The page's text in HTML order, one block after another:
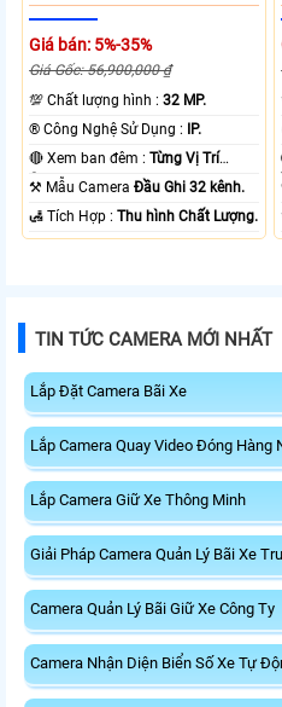
Giá bán: 5%-35%
Giá Gốc: 56,900,000 ₫
💯 Chất lượng hình :32 MP.
®️ Công Nghệ Sử Dụng :
IP.
🔴 Xem ban đêm :Từng Vị Trí
Camera .
⚒ Mẫu CameraĐầu Ghi 32 kênh.
️🛃 Tích Hợp :Thu hình Chất Lượng.
TIN TỨC CAMERA MỚI NHẤT
Lắp Đặt Camera Bãi Xe
Lắp Camera Quay Video Đóng Hàng
Lắp Camera Giữ Xe Thông Minh
Giải Pháp Camera Quản Lý Bãi Xe
Camera Quản Lý Bãi Giữ Xe Công Ty
Camera Nhận Diện Biển Số Xe Tự